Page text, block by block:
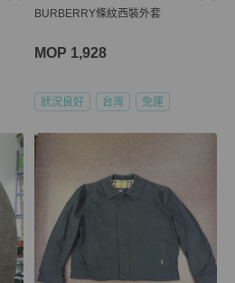
BURBERRY條紋西裝外套
MOP 1,928
狀況良好 台灣 免運